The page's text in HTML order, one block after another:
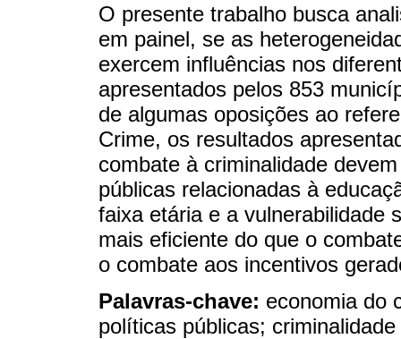
O presente trabalho busca
em painel, se as
exercem influências nos
apresentados pelos 853
de algumas oposições ao
Crime, os resultados
combate à criminalidade
públicas relacionadas à
faixa etária e a vulnerabilidade
mais eficiente do que o
o combate aos incentivos
Palavras-chave: economia do
políticas públicas;